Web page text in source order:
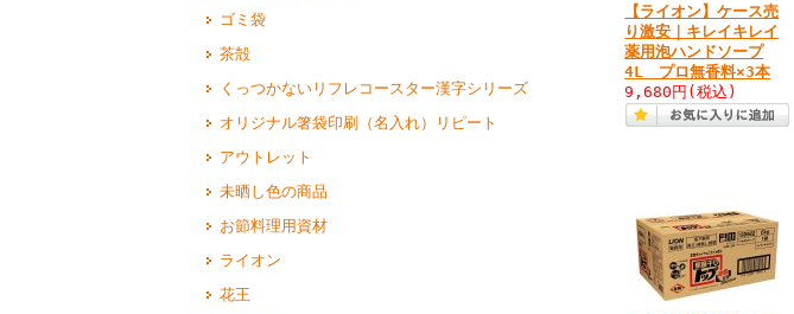
ゴミ袋
茶殻
くっつかないリフレコースター漢字シリーズ
オリジナル箸袋印刷（名入れ）リピート
アウトレット
未晒し色の商品
お節料理用資材
ライオン
花王
【ライオン】ケース売
り激安｜キレイキレイ
薬用泡ハンドソープ
4L プロ無香料×3本
9,680円 (税込)